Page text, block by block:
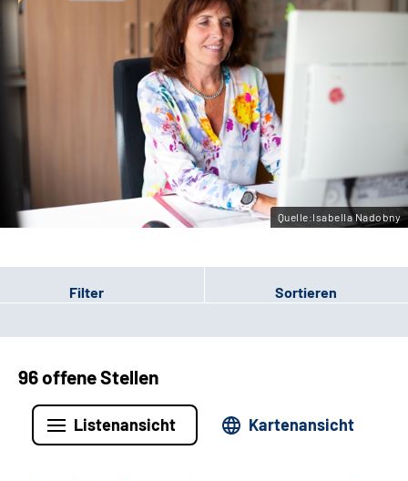
Sozialdienste & Zuweisende
Erweiterte Suche
Gebärdensprache
Leichte Sprache
Quelle:Isabella Nadobny
Filter Sortieren
96 offene Stellen
Listenansicht Kartenansicht